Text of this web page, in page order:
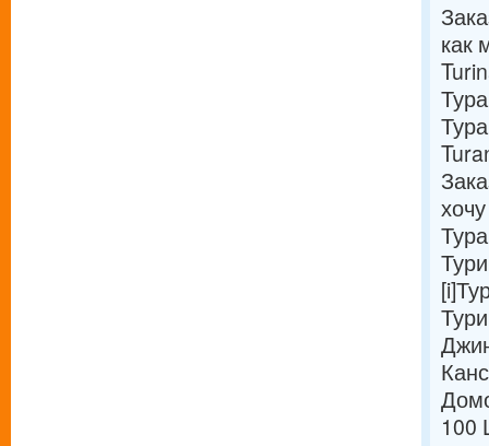
как
100